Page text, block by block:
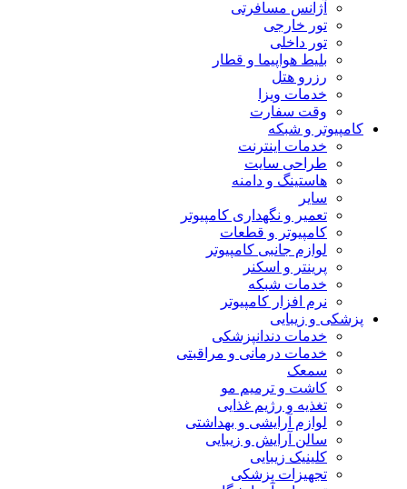
آژانس مسافرتی
تور خارجی
تور داخلی
بلیط هواپیما و قطار
رزرو هتل
خدمات ویزا
وقت سفارت
کامپیوتر و شبکه
خدمات اینترنت
طراحی سایت
هاستینگ و دامنه
سایر
تعمیر و نگهداری کامپیوتر
کامپیوتر و قطعات
لوازم جانبی کامپیوتر
پرینتر و اسکنر
خدمات شبکه
نرم افزار کامپیوتر
پزشکی و زیبایی
خدمات دندانپزشکی
خدمات درمانی و مراقبتی
سمعک
کاشت و ترمیم مو
تغذیه و رژیم غذایی
لوازم آرایشی و بهداشتی
سالن آرایش و زیبایی
کلینیک زیبایی
تجهیزات پزشکی